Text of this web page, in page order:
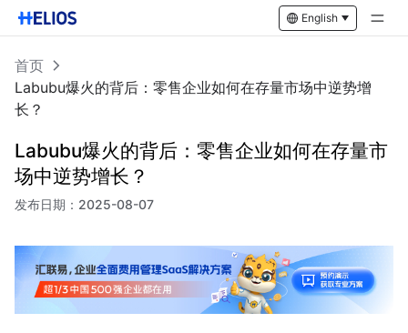
English
首页
Labubu爆火的背后：零售企业如何在存量市场中逆势增
长？
Labubu爆火的背后：零售企业如何在存量市
场中逆势增长？
发布日期： 2025-08-07